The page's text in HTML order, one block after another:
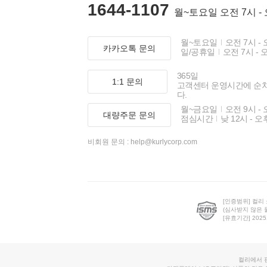
1644-1107 월~토요일 오전 7시 -
카카오톡 문의
월~토요일
오전 7시 -
일/공휴일
오전 7시 -
1:1 문의
365일
고객센터 운영시간에 순
다.
대량주문 문의
월~금요일
오전 9시 -
점심시간
낮 12시 - 오
비회원 문의 : help@kurlycorp.com
[인증범위] 컬리
(심사받지 않은
[유효기간]
컬리에서